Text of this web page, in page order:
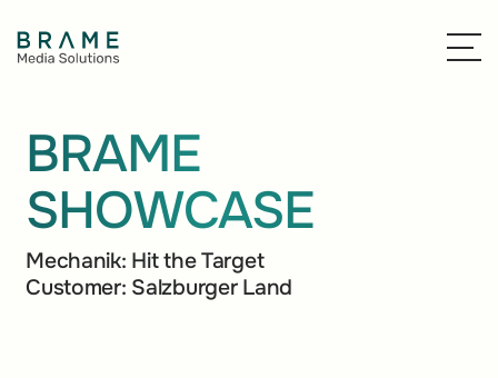
BRAME
SHOWCASE
Mechanik: Hit the Target
Customer: Salzburger Land